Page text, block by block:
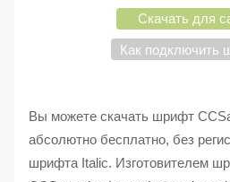
Скачать для
Как подключить
Вы можете скачать шрифт
абсолютно бесплатно, без
шрифта Italic. Изготовителем